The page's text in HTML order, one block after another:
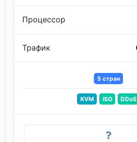
Процессор
Трафик
5 стран
KVM ISO DDoS